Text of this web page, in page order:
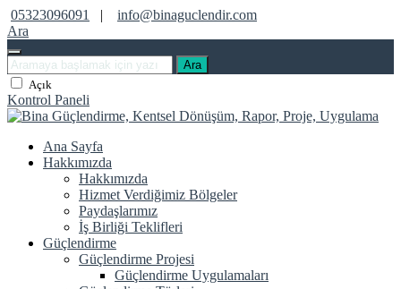
05323096091 |
info@binaguclendir.com
Ara
Ara
Açık
Kontrol Paneli
Ana Sayfa
Hakkımızda
Hakkımızda
Hizmet Verdiğimiz Bölgeler
Paydaşlarımız
İş Birliği Teklifleri
Güçlendirme
Güçlendirme Projesi
Güçlendirme Uygulamaları